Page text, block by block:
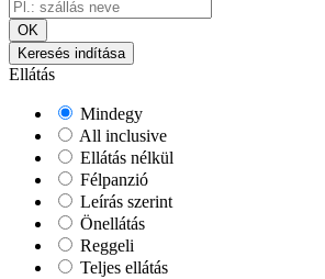
OK
Keresés indítása
Ellátás
Mindegy
All inclusive
Ellátás nélkül
Félpanzió
Leírás szerint
Önellátás
Reggeli
Teljes ellátás